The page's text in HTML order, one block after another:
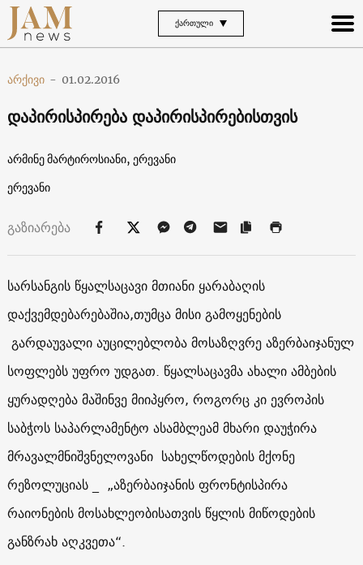
ᲥᲐᲠᲗᲣᲚᲘ
არქივი - 01.02.2016
დაპირისპირება დაპირისპირებისთვის
არმინე მარტიროსიანი, ერევანი
ერევანი
გაზიარება
სარსანგის წყალსაცავი მთიანი ყარაბაღის
დაქვემდებარებაშია,თუმცა მისი გამოყენების
გარდაუვალი აუცილებლობა მოსაზღვრე აზერბაიჯანულ
სოფლებს უფრო უდგათ. წყალსაცავმა ახალი ამბების
ყურადღება მაშინვე მიიპყრო, როგორც კი ევროპის
საბჭოს საპარლამენტო ასამბლეამ მხარი დაუჭირა
მრავალმნიშვნელოვანი სახელწოდების მქონე
რეზოლუციას _ „აზერბაიჯანის ფრონტისპირა
რაიონების მოსახლეობისათვის წყლის მიწოდების
განზრახ აღკვეთა“.